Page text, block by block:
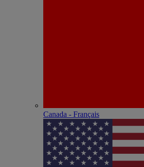
Canada - Français